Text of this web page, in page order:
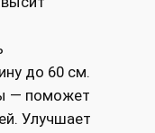
до 60 см.
— поможет
Улучшает